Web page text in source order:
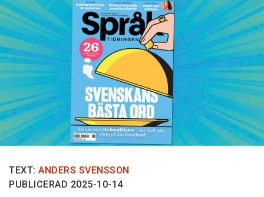
Podden
Anmäl till språkpolisen
Föreslå nyord
Annonsera
Prenumerera
Läs Språktidningen digitalt
Press
TEXT: ANDERS SVENSSON
PUBLICERAD 2025-10-14